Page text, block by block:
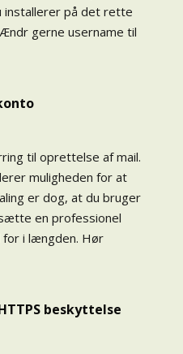
på det rette
gerne username til
til oprettelse af mail.
muligheden for at
er dog, at du bruger
en professionel
for i længden. Hør
beskyttelse